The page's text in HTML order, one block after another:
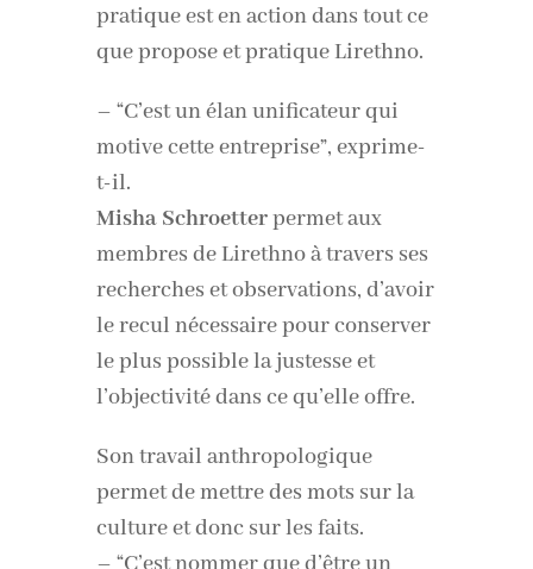
pratique est en action dans tout ce
que propose et pratique Lirethno.
– “C’est un élan unificateur qui
motive cette entreprise”, exprime-
t-il.
Misha Schroetterpermet aux
membres de Lirethno à travers ses
recherches et observations, d’avoir
le recul nécessaire pour conserver
le plus possible la justesse et
l’objectivité dans ce qu’elle offre.
Son travail anthropologique
permet de mettre des mots sur la
culture et donc sur les faits.